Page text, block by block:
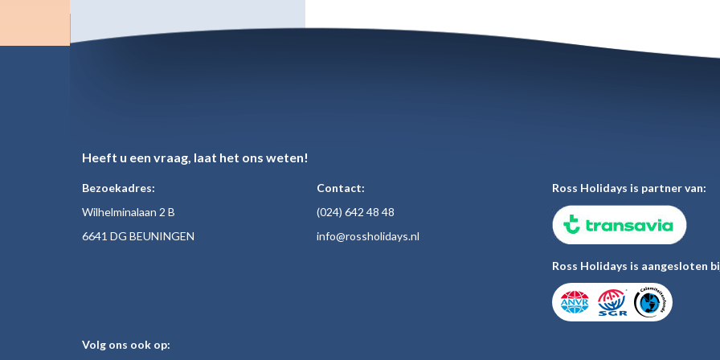
Heeft u een vraag, laat het ons weten!
Bezoekadres:
Wilhelminalaan 2 B
6641 DG BEUNINGEN
Contact:
(024) 642 48 48
info@rossholidays.nl
Ross Holidays is partner van:
Ross Holidays is aangesloten
Volg ons ook op: